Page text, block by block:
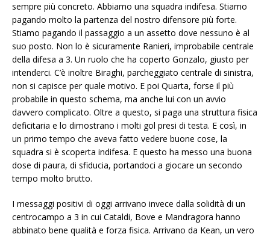
sempre più concreto. Abbiamo una squadra indifesa. Stiamo
pagando molto la partenza del nostro difensore più forte.
Stiamo pagando il passaggio a un assetto dove nessuno è al
suo posto. Non lo è sicuramente Ranieri, improbabile centrale
della difesa a 3. Un ruolo che ha coperto Gonzalo, giusto per
intenderci. C’è inoltre Biraghi, parcheggiato centrale di sinistra,
non si capisce per quale motivo. E poi Quarta, forse il più
probabile in questo schema, ma anche lui con un avvio
davvero complicato. Oltre a questo, si paga una struttura fisica
deficitaria e lo dimostrano i molti gol presi di testa. E così, in
un primo tempo che aveva fatto vedere buone cose, la
squadra si è scoperta indifesa. E questo ha messo una buona
dose di paura, di sfiducia, portandoci a giocare un secondo
tempo molto brutto.
I messaggi positivi di oggi arrivano invece dalla solidità di un
centrocampo a 3 in cui Cataldi, Bove e Mandragora hanno
abbinato bene qualità e forza fisica. Arrivano da Kean, un vero